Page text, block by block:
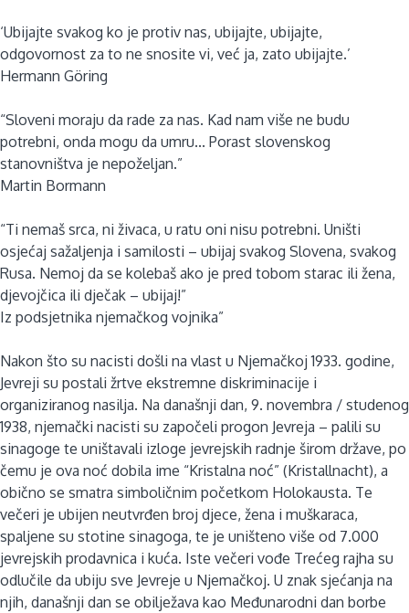
‘Ubijajte svakog ko je protiv nas, ubijajte, ubijajte,
odgovornost za to ne snosite vi, već ja, zato ubijajte.’
Hermann Göring
“Sloveni moraju da rade za nas. Kad nam više ne budu
potrebni, onda mogu da umru... Porast slovenskog
stanovništva je nepoželjan.”
Martin Bormann
“Ti nemaš srca, ni živaca, u ratu oni nisu potrebni. Uništi
osjećaj sažaljenja i samilosti – ubijaj svakog Slovena, svakog
Rusa. Nemoj da se kolebaš ako je pred tobom starac ili žena,
djevojčica ili dječak – ubijaj!”
Iz podsjetnika njemačkog vojnika”
Nakon što su nacisti došli na vlast u Njemačkoj 1933. godine,
Jevreji su postali žrtve ekstremne diskriminacije i
organiziranog nasilja. Na današnji dan, 9. novembra / studenog
1938, njemački nacisti su započeli progon Jevreja – palili su
sinagoge te uništavali izloge jevrejskih radnje širom države, po
čemu je ova noć dobila ime “Kristalna noć” (Kristallnacht), a
obično se smatra simboličnim početkom Holokausta. Te
večeri je ubijen neutvrđen broj djece, žena i muškaraca,
spaljene su stotine sinagoga, te je uništeno više od 7.000
jevrejskih prodavnica i kuća. Iste večeri vođe Trećeg rajha su
odlučile da ubiju sve Jevreje u Njemačkoj. U znak sjećanja na
njih, današnji dan se obilježava kao Međunarodni dan borbe